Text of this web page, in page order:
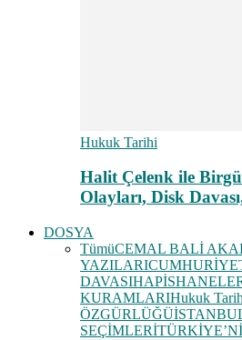
Hukuk Tarihi
Halit Çelenk ile
Olayları, Disk
DOSYA
TümüCEMAL BALİ
YAZILARI
DAVASI
KURAMLARIHukuk
ÖZGÜRLÜĞÜ
SEÇİMLERİ